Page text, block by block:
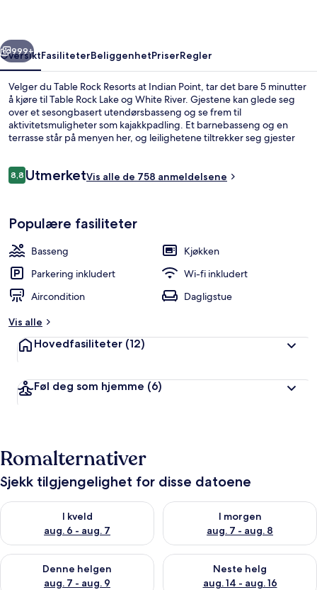
Neste
999+
OversiktFasiliteterBeliggenhetPriserRegler
Velger du Table Rock Resorts at Indian Point, tar det bare 5 minutter
å kjøre til Table Rock Lake og White River. Gjestene kan glede seg
over et sesongbasert utendørsbasseng og se frem til
aktivitetsmuligheter som kajakkpadling. Et barnebasseng og en
terrasse står på menyen her, og leilighetene tiltrekker seg gjester
reisende.
Anmeldelser
8,88,8 av 10 –
UtmerketVis alle de 758 anmeldelsene
Populære fasiliteter
Basseng
Kjøkken
Parkering inkludert
Wi-fi inkludert
Aircondition
Dagligstue
Vis alle
Hovedfasiliteter (12)
Føl deg som hjemme (6)
Romalternativer
Sjekk tilgjengelighet for disse datoene
I kveld
aug. 6 - aug. 7
Sjekk tilgjengelighet for i kveld, aug. 6 - aug. 7
I morgen
aug. 7 - aug. 8
Sjekk tilgjengelighet for i
Denne helgen
aug. 7 - aug. 9
Sjekk tilgjengelighet for denne helgen, aug. 7 - aug. 9
Neste helg
aug. 14 - aug. 16
Sjekk tilgjengelighet for neste